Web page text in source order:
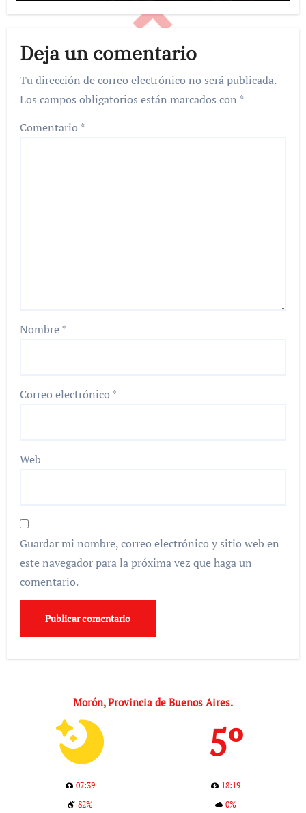
Deja un comentario
Tu dirección de correo electrónico no será publicada.
Los campos obligatorios están marcados con *
Comentario *
Nombre*
Correo electrónico *
Web
Guardar mi nombre, correo electrónico y sitio web en
este navegador para la próxima vez que haga un
comentario.
Morón, Provincia de Buenos Aires.
5º
07:39
18:19
82%
0%